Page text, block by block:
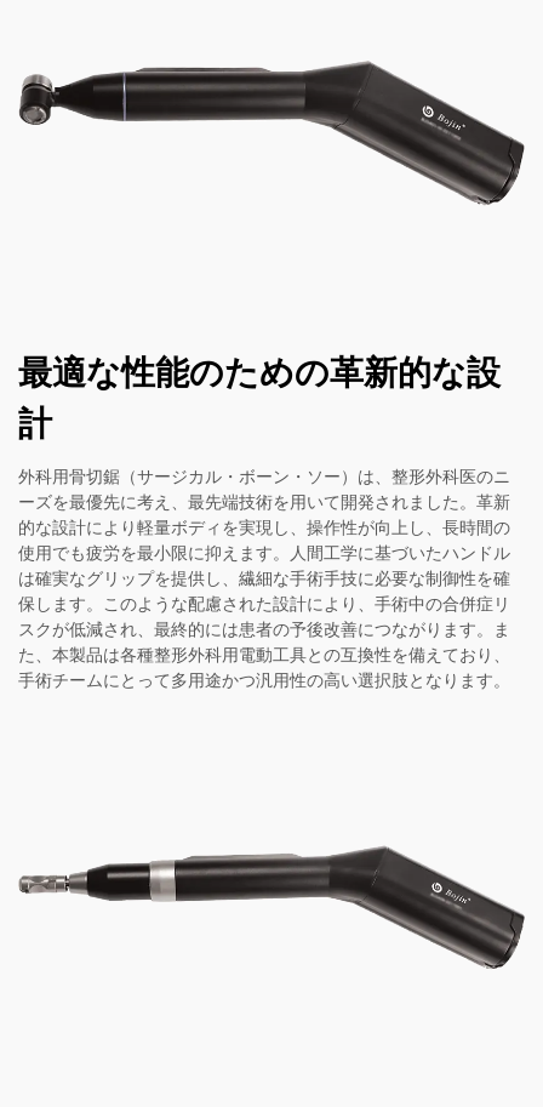
最適な性能のための革新的な設
計
外科用骨切鋸（サージカル・ボーン・ソー）は、整形外科医のニ
ーズを最優先に考え、最先端技術を用いて開発されました。革新
的な設計により軽量ボディを実現し、操作性が向上し、長時間の
使用でも疲労を最小限に抑えます。人間工学に基づいたハンドル
は確実なグリップを提供し、繊細な手術手技に必要な制御性を確
保します。このような配慮された設計により、手術中の合併症リ
スクが低減され、最終的には患者の予後改善につながります。ま
た、本製品は各種整形外科用電動工具との互換性を備えており、
手術チームにとって多用途かつ汎用性の高い選択肢となります。